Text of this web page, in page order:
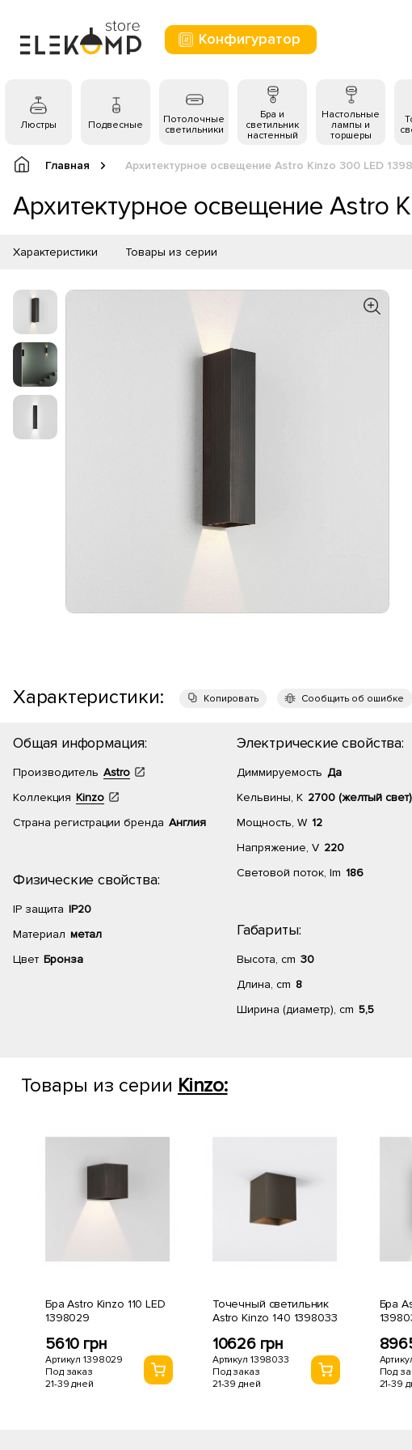
Конфигуратор
Люстры Подвесные
Потолочные
светильники
Бра и
светильник
настенный
Настольные
лампы и
торшеры
Главная Архитектурное освещение Astro Kinzo 300 LED
Архитектурное освещение Astro
Характеристики Товары из серии
Характеристики: Копировать Сообщить об ошибке
Общая информация:
Производитель Astro
Коллекция Kinzo
Страна регистрации бренда Англия
Физические свойства:
IP защита IP20
Материал метал
Цвет Бронза
Электрические свойства:
Диммируемость Да
Кельвины, К 2700 (желтый свет)
Мощность, W 12
Напряжение, V 220
Световой поток, lm 186
Габариты:
Высота, cm 30
Длина, cm 8
Ширина (диаметр), cm 5,5
Товары из серии Kinzo:
Бра Astro Kinzo 110 LED
1398029
5610 грн
Артикул 1398029
Под заказ
21-39 дней
Точечный светильник
Astro Kinzo 140 1398033
10626 грн
Артикул 1398033
Под заказ
21-39 дней
Бра
Под
21-39